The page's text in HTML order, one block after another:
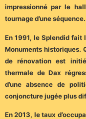
impressionné par le
tournage d’une séquence.
En 1991, le Splendid fait
Monuments historiques.
de rénovation est
thermale de Dax
d’une absence de
conjoncture jugée plus
En 2013, le taux